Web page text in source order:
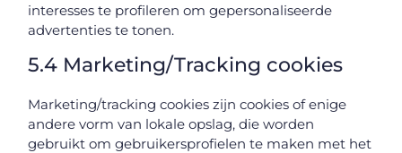
interesses te profileren om gepersonaliseerde
advertenties te tonen.
5.4 Marketing/Tracking cookies
Marketing/tracking cookies zijn cookies of enige
andere vorm van lokale opslag, die worden
gebruikt om gebruikersprofielen te maken met het